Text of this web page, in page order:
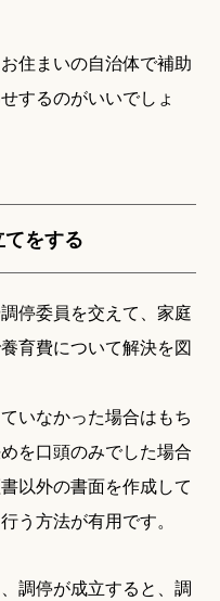
住まいの自治体で補助
するのがいいでしょ
をする
停委員を交えて、家庭
育費について解決を図
いなかった場合はもち
を口頭のみでした場合
以外の書面を作成して
う方法が有用です。
調停が成立すると、調